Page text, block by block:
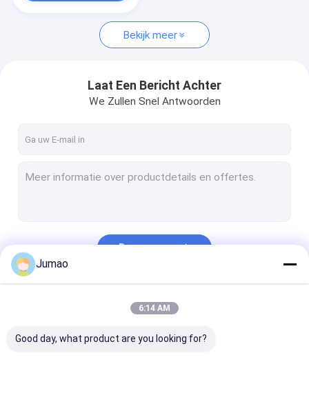
Filter voor roestvrijstalen gaas
Bekijk meer
Laat Een Bericht Achter
We Zullen Snel Antwoorden
Doorgaan
Jumao
6:14 AM
Good day, what product are you looking for?